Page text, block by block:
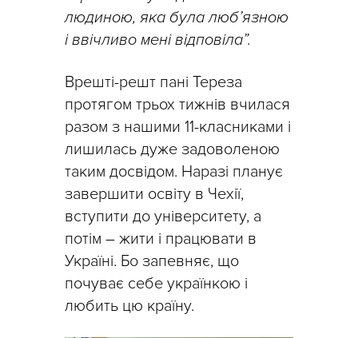
людиною, яка була люб’язною
і ввічливо мені відповіла”.
Врешті-решт пані Тереза
протягом трьох тижнів вчилася
разом з нашими 11-класниками і
лишилась дуже задоволеною
таким досвідом. Наразі планує
завершити освіту в Чехії,
вступити до університету, а
потім – жити і працювати в
Україні. Бо запевняє, що
почуває себе українкою і
любить цю країну.